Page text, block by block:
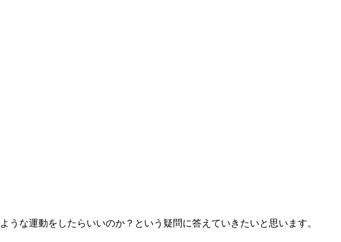
な運動をしたらいいのか？という疑問に答えていきたいと思います。